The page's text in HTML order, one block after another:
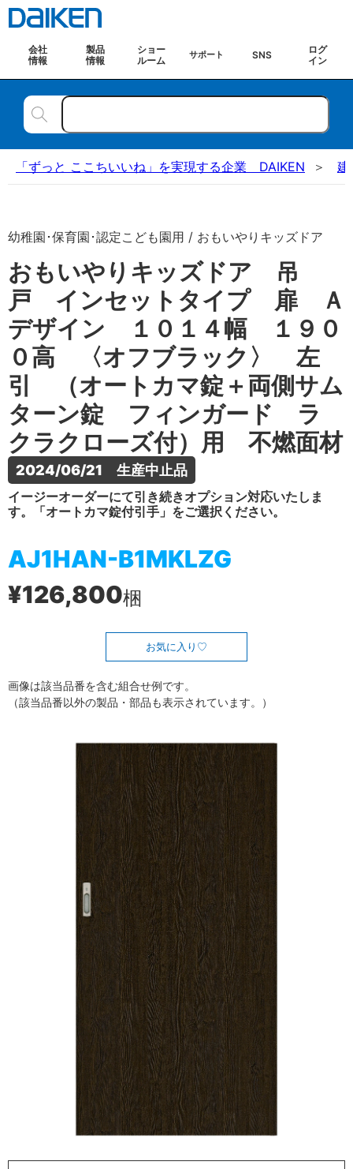
会社
情報
製品
情報
ショー
ルーム
サポート SNS
ログ
イン
「ずっと ここちいいね」を実現する企業 DAIKEN 建
幼稚園･保育園･認定こども園用 / おもいやりキッズドア
おもいやりキッズドア 吊
戸 インセットタイプ 扉 Ａ
デザイン １０１４幅 １９０
０高 〈オフブラック〉 左
引 （オートカマ錠＋両側サム
ターン錠 フィンガード ラ
クラクローズ付）用 不燃面材
2024/06/21　生産中止品
イージーオーダーにて引き続きオプション対応いたしま
す。「オートカマ錠付引手」をご選択ください。
AJ1HAN-B1MKLZG
¥126,800梱
お気に入り
画像は該当品番を含む組合せ例です。
（該当品番以外の製品・部品も表示されています。）